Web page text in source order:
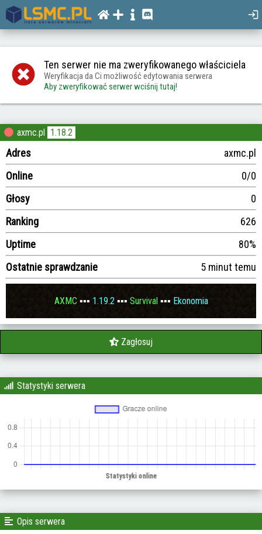
Ten serwer nie ma zweryfikowanego właściciela
Weryfikacja da Ci możliwość edytowania serwera
Aby zweryfikować serwer wciśnij tutaj!
axmc.pl 1.18.2
Adres
axmc.pl
Online
0/0
Głosy
0
Ranking
626
Uptime
80%
Ostatnie sprawdzanie
5 minut temu
AXMC ▪▪▪ 1.19.2 ▪▪▪ Survival ▪▪▪ Ekonomia
Zagłosuj
Statystyki serwera
Opis serwera